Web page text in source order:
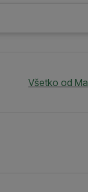
Všetko od